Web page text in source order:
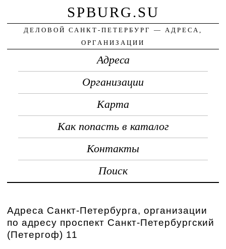
SPBURG.SU
ДЕЛОВОЙ САНКТ-ПЕТЕРБУРГ — АДРЕСА,
ОРГАНИЗАЦИИ
Адреса
Организации
Карта
Как попасть в каталог
Контакты
Поиск
Адреса Санкт-Петербурга, организации
по адресу проспект Санкт-Петербургский
(Петергоф) 11